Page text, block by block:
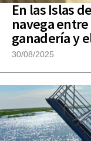
En las Islas
navega
ganadería y
30/08/2025